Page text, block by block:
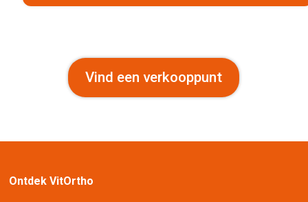
Vind een verkooppunt
Ontdek VitOrtho